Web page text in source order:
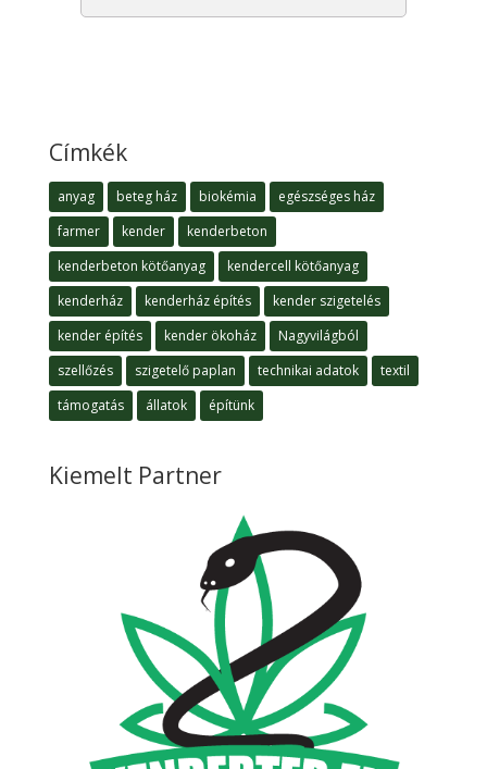
Címkék
anyag beteg ház biokémia
egészséges ház
farmer
kender
kenderbeton
kenderbeton kötőanyag
kendercell kötőanyag
kenderház
kenderház építés
kender szigetelés
kender építés
kender ökoház
Nagyvilágból
szellőzés
szigetelő paplan technikai adatok
textil
támogatás
állatok építünk
Kiemelt Partner